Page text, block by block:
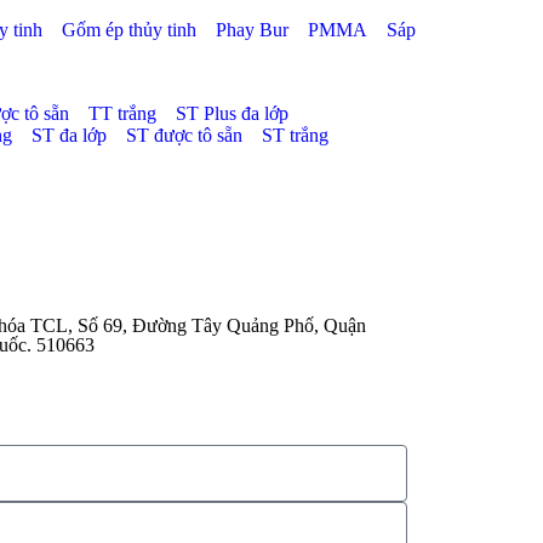
tinh Gốm ép thủy tinh Phay Bur PMMA
Sáp
tô sẵn TT trắng
ST Plus đa lớp
ST đa lớp ST được tô sẵn
ST trắng
TCL, Số 69, Đường Tây Quảng Phố, Quận
510663